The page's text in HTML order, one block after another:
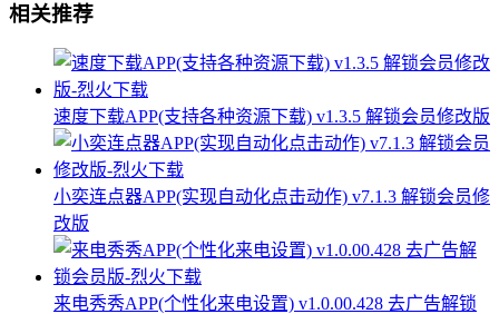
相关推荐
速度下载APP(支持各种资源下载) v1.3.5 解锁会员修改版
小奕连点器APP(实现自动化点击动作) v7.1.3 解锁会员修
改版
来电秀秀APP(个性化来电设置) v1.0.00.428 去广告解锁